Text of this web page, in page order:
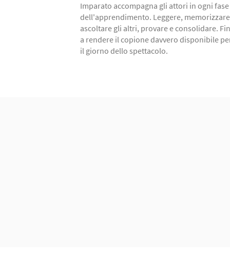
Imparato accompagna gli attori in ogni fase
dell'apprendimento. Leggere,
ascoltare gli altri, provare e consolidare.
a rendere il copione davvero disponibile
il giorno dello spettacolo.